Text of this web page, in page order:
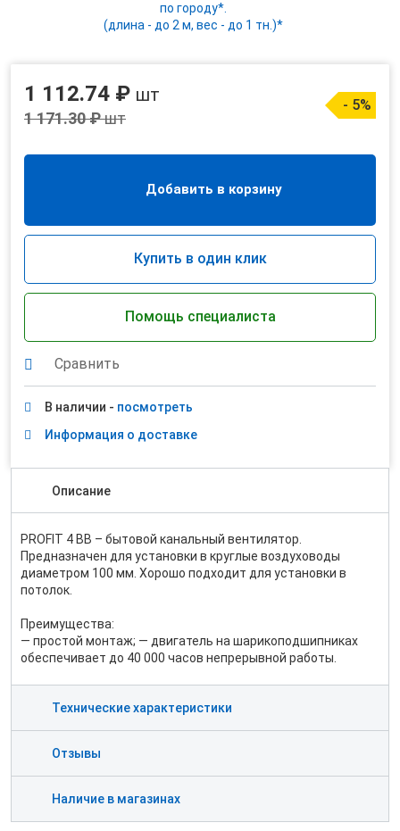
по городу*.
(длина - до 2 м, вес - до 1 тн.)*
1 112.74 ₽ шт
1 171.30 ₽шт
- 5%
Добавить в корзину
Купить в один клик
Помощь специалиста
Сравнить
В наличии - посмотреть
Информация о доставке
Описание
PROFIT 4 BB – бытовой канальный вентилятор.
Предназначен для установки в круглые воздуховоды
диаметром 100 мм. Хорошо подходит для установки в
потолок.
Преимущества:
— простой монтаж; — двигатель на шарикоподшипниках
обеспечивает до 40 000 часов непрерывной работы.
Технические характеристики
Отзывы
Наличие в магазинах